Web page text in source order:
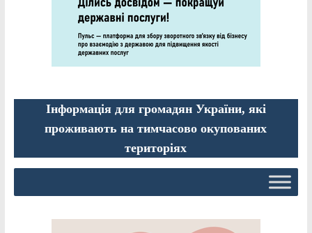
Інформація для громадян України, які
проживають на тимчасово окупованих
територіях